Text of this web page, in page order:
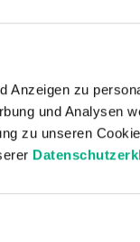
Anzeigen zu
und Analysen
zu unseren